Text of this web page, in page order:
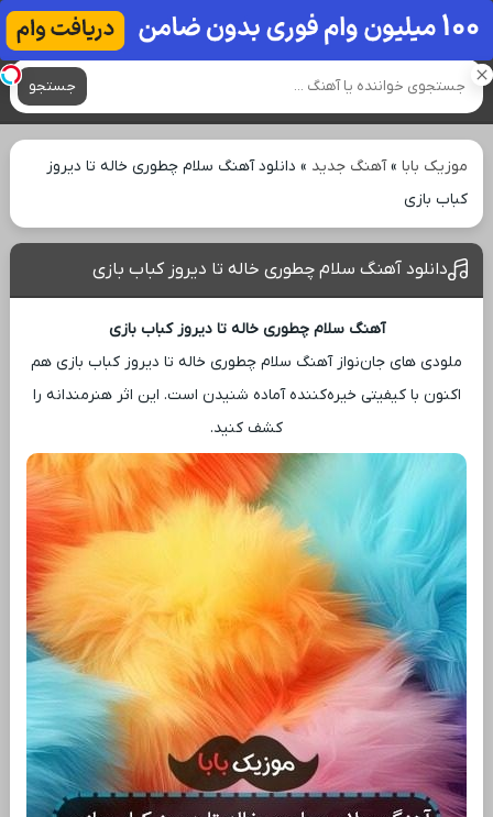
آهنگ های جدید
جستجو
موزیک بابا»آهنگ جدید » دانلود آهنگ سلام چطوری خاله تا دیروز
کباب بازی
دانلود آهنگ سلام چطوری خاله تا دیروز کباب بازی
آهنگ سلام چطوری خاله تا دیروز کباب بازی
ملودی ‌های جان‌نواز آهنگ سلام چطوری خاله تا دیروز کباب بازی هم
اکنون با کیفیتی خیره‌کننده آماده شنیدن است. این اثر هنرمندانه را
کشف کنید.